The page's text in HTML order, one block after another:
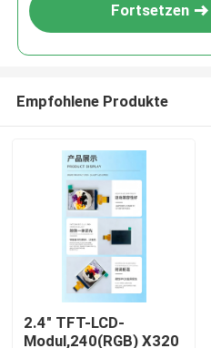
Fortsetzen
Empfohlene Produkte
2.4" TFT-LCD-
Modul,240(RGB) X320